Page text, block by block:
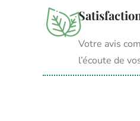
Votre avis
l’écoute de